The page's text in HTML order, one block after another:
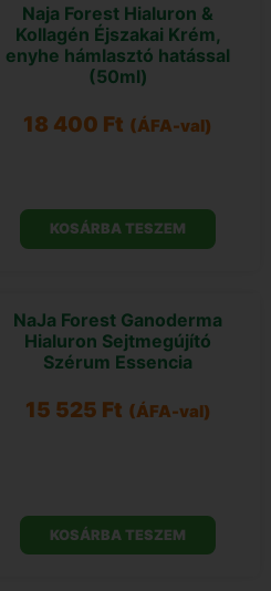
Naja Forest Hialuron &
Kollagén Éjszakai Krém,
enyhe hámlasztó hatással
(50ml)
18 400 Ft (ÁFA-val)
KOSÁRBA TESZEM
NaJa Forest Ganoderma
Hialuron Sejtmegújító
Szérum Essencia
15 525 Ft (ÁFA-val)
KOSÁRBA TESZEM